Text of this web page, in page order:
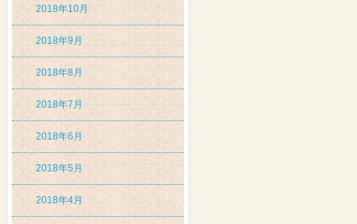
2018年10月
2018年9月
2018年8月
2018年7月
2018年6月
2018年5月
2018年4月